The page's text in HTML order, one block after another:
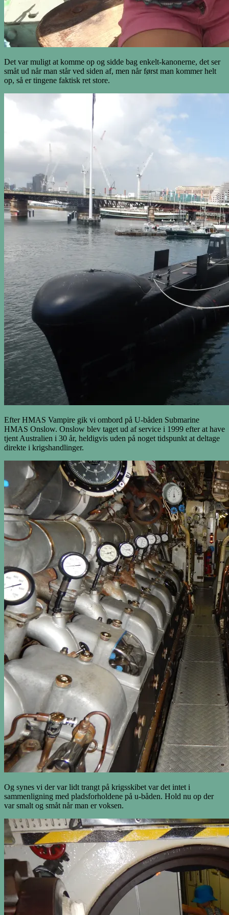
Det var muligt at komme op og sidde bag enkelt-kanonerne, det ser
småt ud når man står ved siden af, men når først man kommer helt
op, så er tingene faktisk ret store.
Efter HMAS Vampire gik vi ombord på U-båden Submarine
HMAS Onslow. Onslow blev taget ud af service i 1999 efter at have
tjent Australien i 30 år, heldigvis uden på noget tidspunkt at deltage
direkte i krigshandlinger.
Og synes vi der var lidt trangt på krigsskibet var det intet i
sammenligning med pladsforholdene på u-båden. Hold nu op der
var smalt og småt når man er voksen.